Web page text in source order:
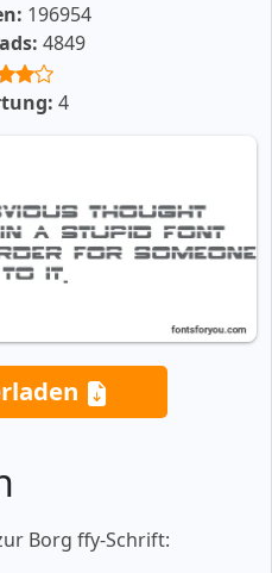
196954
4849
4
Borg ffy-Schrift: